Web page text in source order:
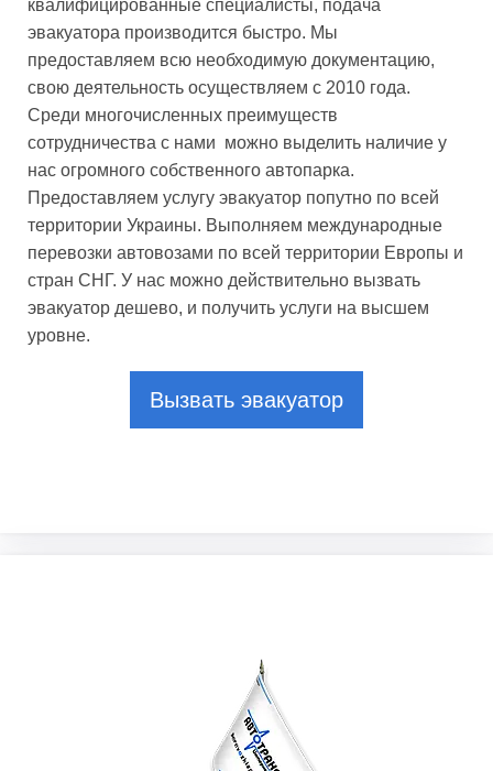
квалифицированные специалисты, подача
эвакуатора производится быстро. Мы
предоставляем всю необходимую документацию,
свою деятельность осуществляем с 2010 года.
Среди многочисленных преимуществ
сотрудничества с нами можно выделить наличие у
нас огромного собственного автопарка.
Предоставляем услугу эвакуатор попутно по всей
территории Украины. Выполняем международные
перевозки автовозами по всей территории Европы и
стран СНГ. У нас можно действительно вызвать
эвакуатор дешево, и получить услуги на высшем
уровне.
Вызвать эвакуатор